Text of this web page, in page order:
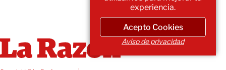
experiencia.
Acepto Cookies
Aviso de privacidad